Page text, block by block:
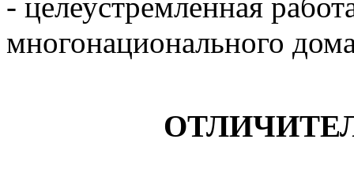
- целеустремленная
многонационального